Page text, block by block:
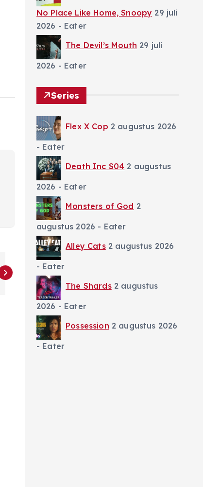
No Place Like Home, Snoopy 29 juli
2026 - Eater
The Devil’s Mouth 29 juli
2026 - Eater
Series
Flex X Cop 2 augustus 2026
- Eater
Death Inc S04 2 augustus
2026 - Eater
Monsters of God 2
augustus 2026 - Eater
Alley Cats 2 augustus 2026
- Eater
The Shards 2 augustus
2026 - Eater
Possession 2 augustus 2026
- Eater